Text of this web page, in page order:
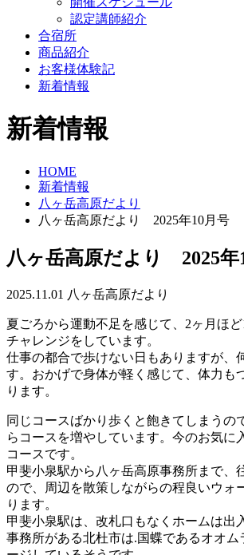
認定講師紹介
合宿所
商品紹介
お客様体験記
新着情報
新着情報
HOME
新着情報
八ヶ岳高原だより
八ヶ岳高原だより 2025年10月号
八ヶ岳高原だより 2025年
2025.11.01 八ヶ岳高原だより
夏ごろから運動不足を感じて、2ヶ月ほ
チャレンジをしています。
仕事の都合で歩けない日もありますが、
す。おかげで身体が軽く感じて、体力も
ります。
同じコースばかり歩くと飽きてしまうの
らコースを増やしています。今のお気に
コースです。
甲斐小泉駅から八ヶ岳高原事務所まで、
ので、周辺を散策しながらの程良いウォ
ります。
甲斐小泉駅は、改札口もなくホームは出
事務所がある北杜市は.国蝶であるオオム